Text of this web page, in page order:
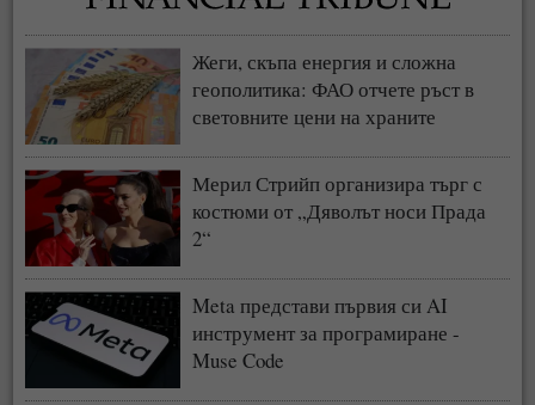
Жеги, скъпа енергия и сложна
геополитика: ФАО отчете ръст в
световните цени на храните
Мерил Стрийп организира търг с
костюми от „Дяволът носи Прада
2“
Meta представи първия си AI
инструмент за програмиране -
Muse Code